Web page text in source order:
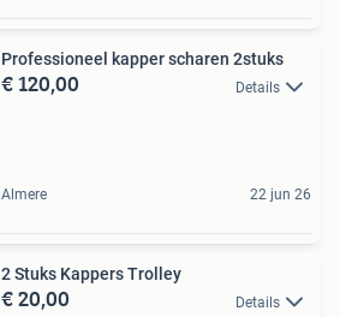
Professioneel kapper scharen 2stuks
€ 120,00 Details
Almere 22 jun 26
2 Stuks Kappers Trolley
€ 20,00 Details